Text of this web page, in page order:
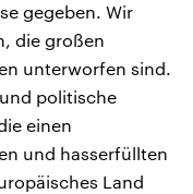
gegeben. Wir
die großen
unterworfen sind.
politische
einen
und hasserfüllten
Land